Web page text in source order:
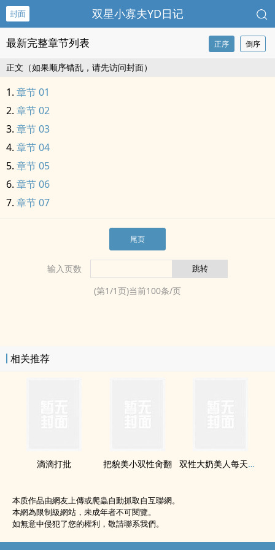
封面 双星小寡夫YD日记
最新完整章节列表 正序 倒序
正文（如果顺序错乱，请先访问封面）
章节 01
章节 02
章节 03
章节 04
章节 05
章节 06
章节 07
尾页
输入页数
(第1/1页)当前100条/页
相关推荐
滴滴打批 把貌美小双性‍‎肏‌翻 双性大奶美人每天都被大屌草醒（大奶美人受肉合集）
本质作品由網友上傳或爬蟲自動抓取自互聯網。
本網為限制級網站，未成年者不可閱覽。
如無意中侵犯了您的權利，敬請聯系我們。